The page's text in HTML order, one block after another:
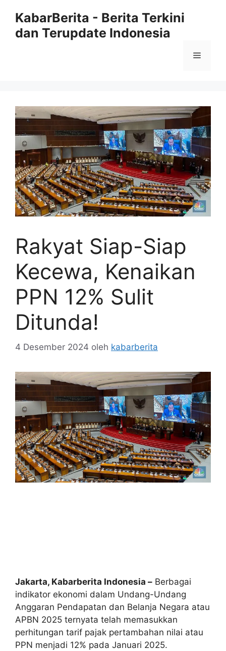
KabarBerita - Berita Terkini
dan Terupdate Indonesia
Menu
Rakyat Siap-Siap
Kecewa, Kenaikan
PPN 12% Sulit
Ditunda!
4 Desember 2024 oleh kabarberita
Jakarta, Kabarberita Indonesia – Berbagai
indikator ekonomi dalam Undang-Undang
Anggaran Pendapatan dan Belanja Negara atau
APBN 2025 ternyata telah memasukkan
perhitungan tarif pajak pertambahan nilai atau
PPN menjadi 12% pada Januari 2025.